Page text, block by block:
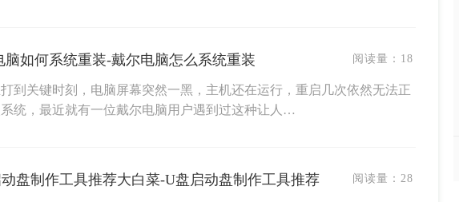
脑如何系统重装-戴尔电脑怎么系统重装 阅读量： 18
到关键时刻，电脑屏幕突然一黑，主机还在运行，重启几次依然无法正
统，最近就有一位戴尔电脑用户遇到过这种让人…
盘制作工具推荐大白菜-U盘启动盘制作工具推荐 阅读量： 28